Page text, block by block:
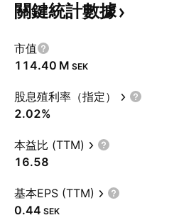
關鍵統計數據
市值
‪114.40 M‬ SEK
股息殖利率（指定）
2.02%
本益比 (TTM)
16.58
基本EPS (TTM)
0.44 SEK